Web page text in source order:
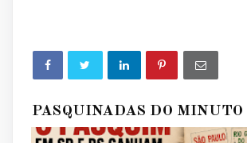
PASQUINADAS DO MINUTO